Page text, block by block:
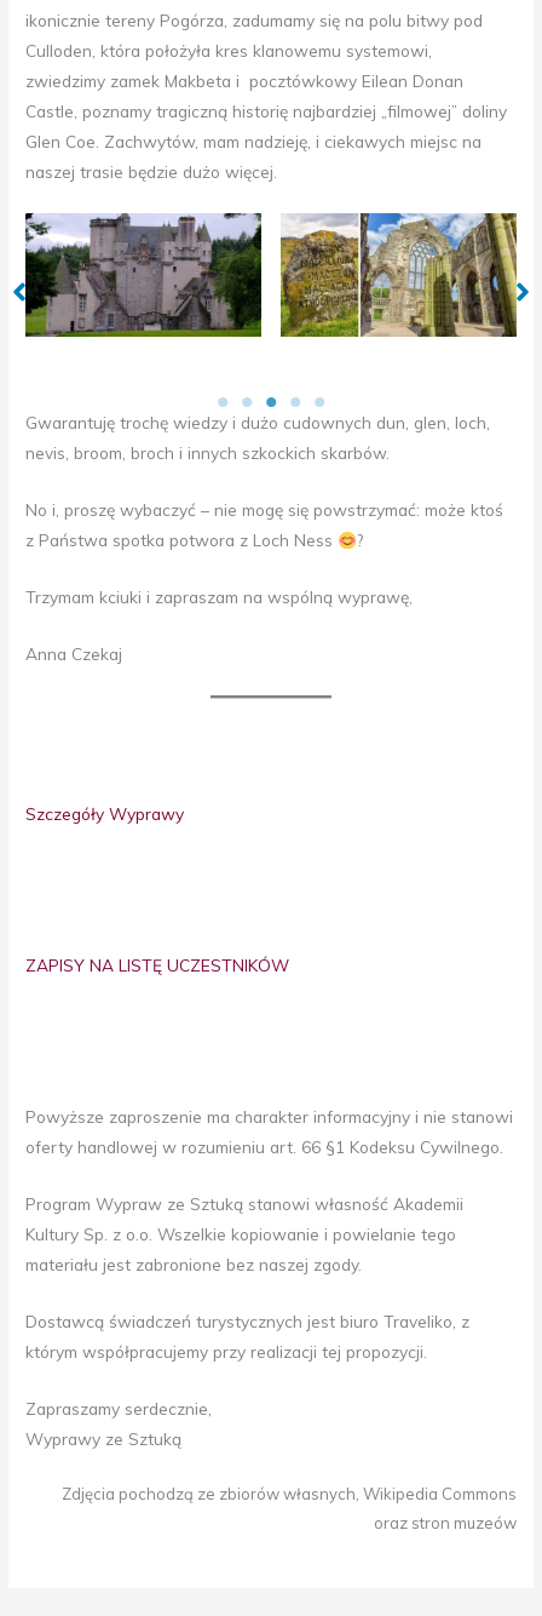
ikonicznie tereny Pogórza, zadumamy się na polu bitwy pod
Culloden, która położyła kres klanowemu systemowi,
zwiedzimy zamek Makbeta i pocztówkowy Eilean Donan
Castle, poznamy tragiczną historię najbardziej „filmowej” doliny
Glen Coe. Zachwytów, mam nadzieję, i ciekawych miejsc na
naszej trasie będzie dużo więcej.
Gwarantuję trochę wiedzy i dużo cudownych dun, glen, loch,
nevis, broom, broch i innych szkockich skarbów.
No i, proszę wybaczyć – nie mogę się powstrzymać: może ktoś
z Państwa spotka potwora z Loch Ness
?
Trzymam kciuki i zapraszam na wspólną wyprawę,
Anna Czekaj
Szczegóły Wyprawy
ZAPISY NA LISTĘ UCZESTNIKÓW
Powyższe zaproszenie ma charakter informacyjny i nie stanowi
oferty handlowej w rozumieniu art. 66 §1 Kodeksu Cywilnego.
Program Wypraw ze Sztuką stanowi własność Akademii
Kultury Sp. z o.o. Wszelkie kopiowanie i powielanie tego
materiału jest zabronione bez naszej zgody.
Dostawcą świadczeń turystycznych jest biuro Traveliko, z
którym współpracujemy przy realizacji tej propozycji.
Zapraszamy serdecznie,
Wyprawy ze Sztuką
Zdjęcia pochodzą ze zbiorów własnych, Wikipedia Commons
oraz stron muzeów